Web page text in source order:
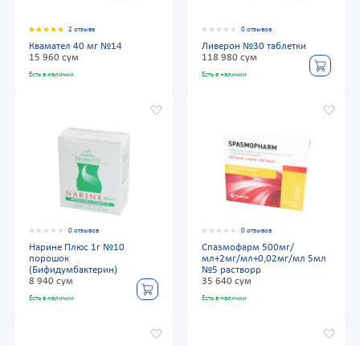
2 отзыва
Квамател 40 мг №14
15 960 сум
Есть в наличии
0 отзывов
Ливерон №30 таблетки
118 980 сум
Есть в наличии
0 отзывов
Нарине Плюс 1г №10
порошок
(Бифидумбактерин)
8 940 сум
Есть в наличии
0 отзывов
Спазмофарм 500мг/
мл+2мг/мл+0,02мг/мл 5мл
№5 растворр
35 640 сум
Есть в наличии